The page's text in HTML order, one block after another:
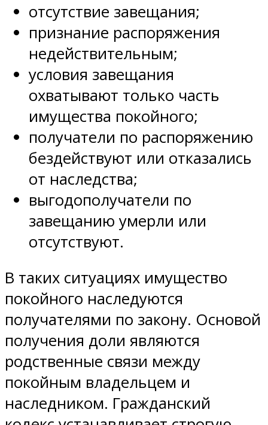
отсутствие завещания;
признание распоряжения
недействительным;
условия завещания
охватывают только часть
имущества покойного;
получатели по распоряжению
бездействуют или отказались
от наследства;
выгодополучатели по
завещанию умерли или
отсутствуют.
В таких ситуациях имущество
покойного наследуются
получателями по закону. Основой
получения доли являются
родственные связи между
покойным владельцем и
наследником. Гражданский